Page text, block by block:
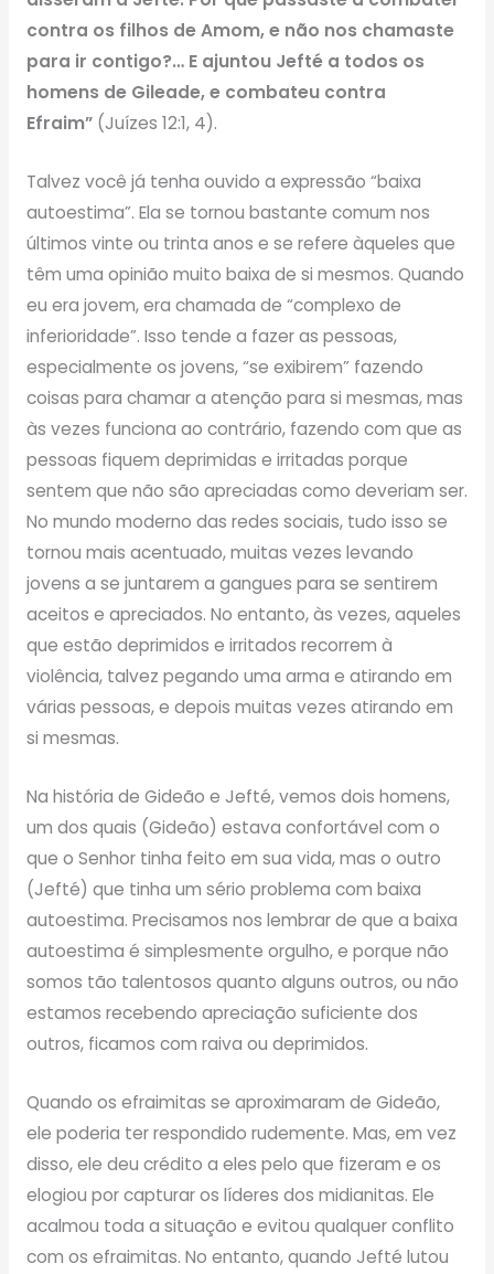
contra os filhos de Amom, e não nos chamaste
para ir contigo?… E ajuntou Jefté a todos os
homens de Gileade, e combateu contra
Efraim”(Juízes 12:1, 4).
Talvez você já tenha ouvido a expressão “baixa
autoestima”. Ela se tornou bastante comum nos
últimos vinte ou trinta anos e se refere àqueles que
têm uma opinião muito baixa de si mesmos. Quando
eu era jovem, era chamada de “complexo de
inferioridade”. Isso tende a fazer as pessoas,
especialmente os jovens, “se exibirem” fazendo
coisas para chamar a atenção para si mesmas, mas
às vezes funciona ao contrário, fazendo com que as
pessoas fiquem deprimidas e irritadas porque
sentem que não são apreciadas como deveriam ser.
No mundo moderno das redes sociais, tudo isso se
tornou mais acentuado, muitas vezes levando
jovens a se juntarem a gangues para se sentirem
aceitos e apreciados. No entanto, às vezes, aqueles
que estão deprimidos e irritados recorrem à
violência, talvez pegando uma arma e atirando em
várias pessoas, e depois muitas vezes atirando em
si mesmas.
Na história de Gideão e Jefté, vemos dois homens,
um dos quais (Gideão) estava confortável com o
que o Senhor tinha feito em sua vida, mas o outro
(Jefté) que tinha um sério problema com baixa
autoestima. Precisamos nos lembrar de que a baixa
autoestima é simplesmente orgulho, e porque não
somos tão talentosos quanto alguns outros, ou não
estamos recebendo apreciação suficiente dos
outros, ficamos com raiva ou deprimidos.
Quando os efraimitas se aproximaram de Gideão,
ele poderia ter respondido rudemente. Mas, em vez
disso, ele deu crédito a eles pelo que fizeram e os
elogiou por capturar os líderes dos midianitas. Ele
acalmou toda a situação e evitou qualquer conflito
com os efraimitas. No entanto, quando Jefté lutou